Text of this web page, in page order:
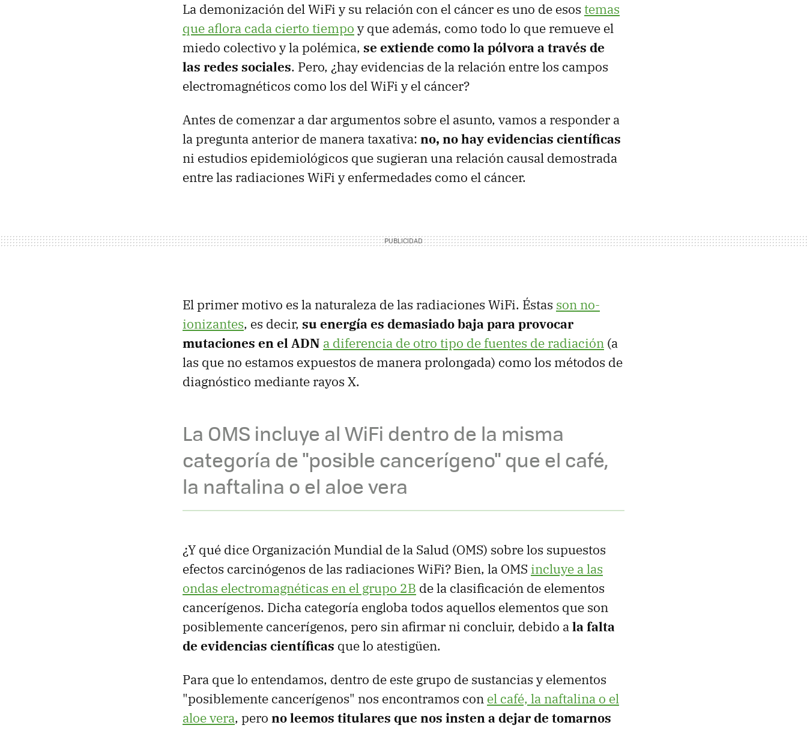
La demonización del WiFi y su relación con el cáncer es uno de esos temas
que aflora cada cierto tiempo y que además, como todo lo que remueve el
miedo colectivo y la polémica, se extiende como la pólvora a través de
las redes sociales. Pero, ¿hay evidencias de la relación entre los campos
electromagnéticos como los del WiFi y el cáncer?
Antes de comenzar a dar argumentos sobre el asunto, vamos a responder a
la pregunta anterior de manera taxativa: no, no hay evidencias científicas
ni estudios epidemiológicos que sugieran una relación causal demostrada
entre las radiaciones WiFi y enfermedades como el cáncer.
El primer motivo es la naturaleza de las radiaciones WiFi. Éstas son no-
ionizantes, es decir, su energía es demasiado baja para provocar
mutaciones en el ADN a diferencia de otro tipo de fuentes de radiación (a
las que no estamos expuestos de manera prolongada) como los métodos de
diagnóstico mediante rayos X.
La OMS incluye al WiFi dentro de la misma
categoría de "posible cancerígeno" que el café,
la naftalina o el aloe vera
¿Y qué dice Organización Mundial de la Salud (OMS) sobre los supuestos
efectos carcinógenos de las radiaciones WiFi? Bien, la OMS incluye a las
ondas electromagnéticas en el grupo 2B de la clasificación de elementos
cancerígenos. Dicha categoría engloba todos aquellos elementos que son
posiblemente cancerígenos, pero sin afirmar ni concluir, debido ala falta
de evidencias científicas que lo atestigüen.
Para que lo entendamos, dentro de este grupo de sustancias y elementos
"posiblemente cancerígenos" nos encontramos con el café, la naftalina o el
aloe vera, pero no leemos titulares que nos insten a dejar de tomarnos